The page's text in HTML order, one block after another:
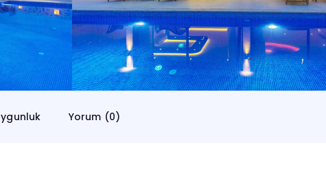
Yorum (0)